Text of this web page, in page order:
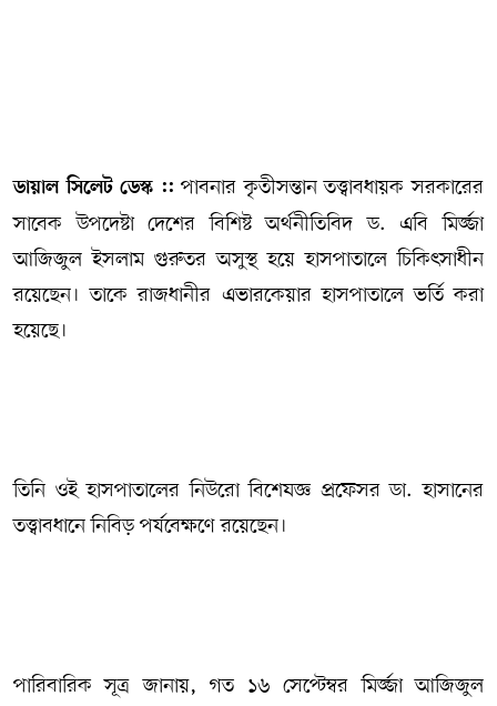
ডায়াল সিলেট ডেস্ক ::পাবনার কৃতীসন্তান তত্ত্বাবধায়ক সরকারের
সাবেক উপদেষ্টা দেশের বিশিষ্ট অর্থনীতিবিদ ড. এবি মির্জ্জা
আজিজুল ইসলাম গুরুতর অসুস্থ হয়ে হাসপাতালে চিকিৎসাধীন
রয়েছেন। তাকে রাজধানীর এভারকেয়ার হাসপাতালে ভর্তি করা
হয়েছে।
তিনি ওই হাসপাতালের নিউরো বিশেষজ্ঞ প্রফেসর ডা. হাসানের
তত্ত্বাবধানে নিবিড় পর্যবেক্ষণে রয়েছেন।
পারিবারিক সূত্র জানায়, গত ১৬ সেপ্টেম্বর মির্জ্জা আজিজুল